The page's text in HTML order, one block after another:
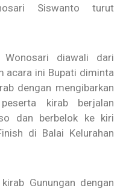
Siswanto turut
Wonosari diawali dari
acara ini Bupati diminta
dengan mengibarkan
kirab berjalan
dan berbelok ke kiri
di Balai Kelurahan
Gunungan dengan